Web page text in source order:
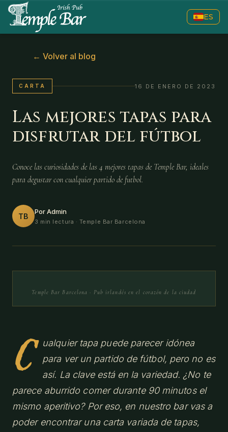
ES
← Volver al blog
CARTA 16 DE ENERO DE 2023
Las mejores tapas para
disfrutar del fútbol
Conoce las curiosidades de las 4 mejores tapas de Temple Bar, ideales
para degustar con cualquier partido de futbol.
TB
Por Admin
3 min lectura · Temple Bar Barcelona
Temple Bar Barcelona · Pub irlandés en el corazón de la ciudad
C
ualquier tapa puede parecer idónea
para ver un partido de fútbol, pero no es
así. La clave está en la variedad. ¿No te
parece aburrido comer durante 90 minutos el
mismo aperitivo? Por eso, en nuestro bar vas a
poder encontrar una carta variada de tapas,